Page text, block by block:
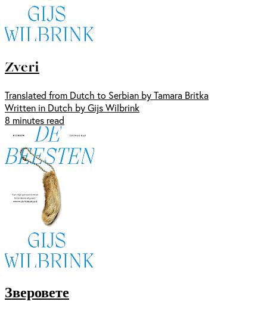
Zveri
Translated from Dutch to Serbian by Tamara Britka
Written in Dutch by Gijs Wilbrink
8 minutes read
Зверовете